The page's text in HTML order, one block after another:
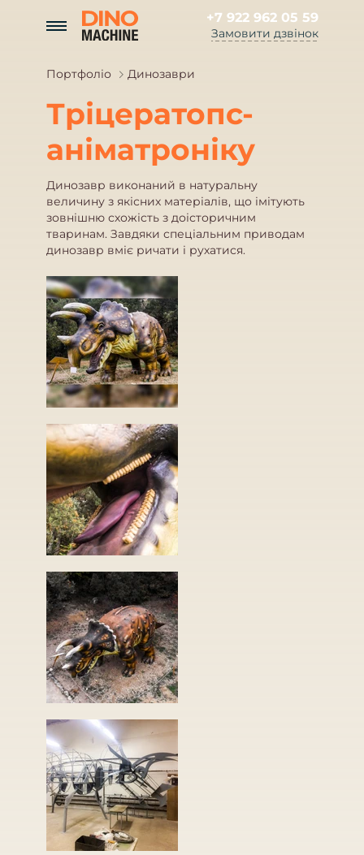
+7 922 962 05 59
Замовити дзвінок
Портфоліо Динозаври
Тріцератопс-
аніматроніку
Динозавр виконаний в натуральну
величину з якісних матеріалів, що імітують
зовнішню схожість з доісторичним
тваринам. Завдяки спеціальним приводам
динозавр вміє ричати і рухатися.